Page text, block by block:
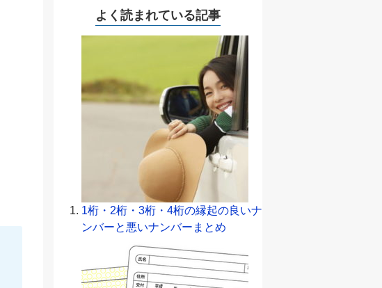
よく読まれている記事
1桁・2桁・3桁・4桁の縁起の良いナ
ンバーと悪いナンバーまとめ